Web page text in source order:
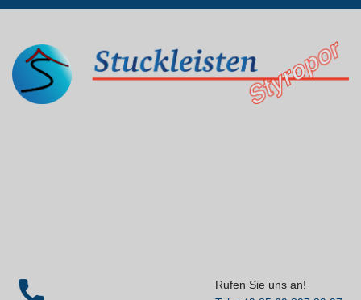
Rufen Sie uns an!